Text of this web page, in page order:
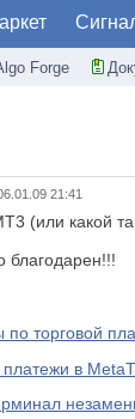
Forge
21:41
(или какой
благодарен!!!
по торговой
в